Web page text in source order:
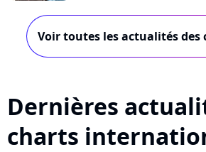
Voir toutes les actualités des
Dernières
charts